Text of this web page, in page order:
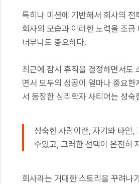
특히나 미션에 기반해서 회사의
회사의 모습과 이러한 노력을 조
너무나도 중요하다.
최근에 잠시 휴직을 결정하면서도
면서 모두의 성공이 얼마나 중요
서 등장한 심리학자 사티어는 성
성숙한 사람이란, 자기와 타인,
수있고, 그러한 선택이 온전히
회사라는 거대한 스토리을 꾸려나